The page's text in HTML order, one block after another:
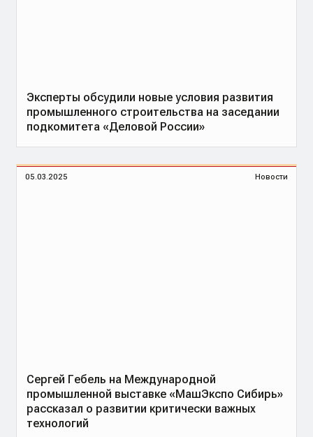
Эксперты обсудили новые условия развития
промышленного строительства на заседании
подкомитета «Деловой России»
05.03.2025 Новости
Сергей Гебель на Международной
промышленной выставке «МашЭкспо Сибирь»
рассказал о развитии критически важных
технологий